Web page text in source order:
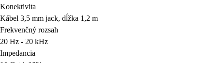
Konektivita
Kábel 3,5 mm jack, dĺžka 1,2 m
Frekvenčný rozsah
20 Hz - 20 kHz
Impedancia